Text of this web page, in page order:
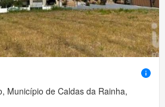
Município de Caldas da Rainha,